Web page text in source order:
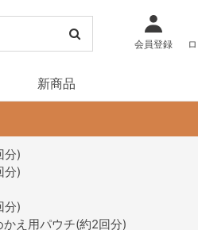
会員登録
新商品
分)
分)
分)
え用パウチ(約2回分)